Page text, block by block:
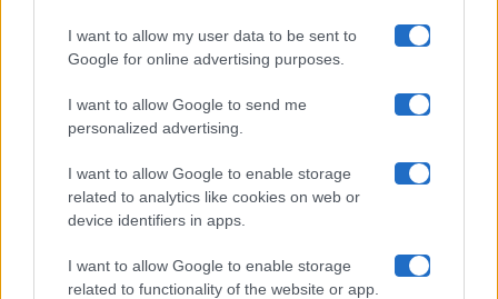
I want to allow my user data to be sent to
Google for online advertising purposes.
I want to allow Google to send me
personalized advertising.
I want to allow Google to enable storage
related to analytics like cookies on web or
device identifiers in apps.
I want to allow Google to enable storage
related to functionality of the website or app.
Maste S.r.l.
Chi siamo
Collabora con noi
Contatti
Privacy Policy